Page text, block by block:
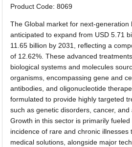
Product Code: 8069
The Global market for next-generation
anticipated to expand from USD 5.71
11.65 billion by 2031, reflecting a
of 12.62%. These advanced
biological systems and molecules
organisms, encompassing gene and
antibodies, and oligonucleotide
formulated to provide highly targeted
such as genetic disorders, cancer,
Growth in this sector is primarily
incidence of rare and chronic illnesses
medical solutions, alongside major